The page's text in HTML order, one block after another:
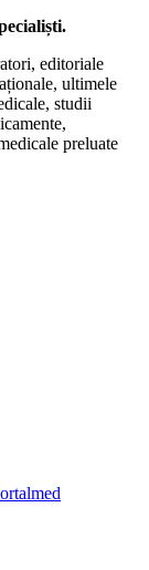
editoriale
ultimele
studii
preluate